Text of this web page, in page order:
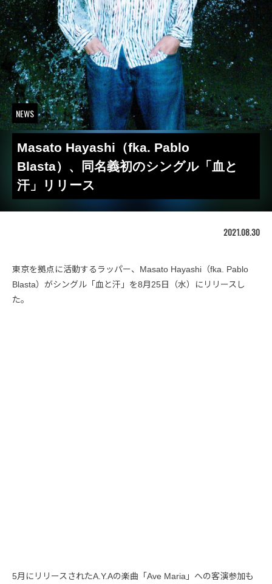
NEWS
Masato Hayashi（fka. Pablo
Blasta）、同名義初のシングル「血と
汗」リリース
2021.08.30
東京を拠点に活動するラッパー、Masato Hayashi（fka. Pablo
Blasta）がシングル「血と汗」を8月25日（水）にリリースし
た。
5月にリリースされたA.Y.Aの楽曲「Ave Maria」への客演参加も